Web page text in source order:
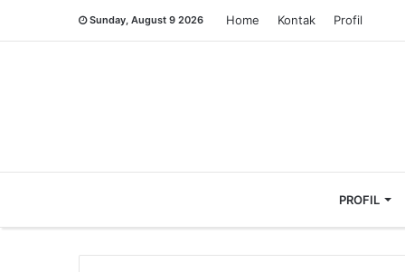
Sunday, August 9 2026 Home Kontak Profil
PROFIL